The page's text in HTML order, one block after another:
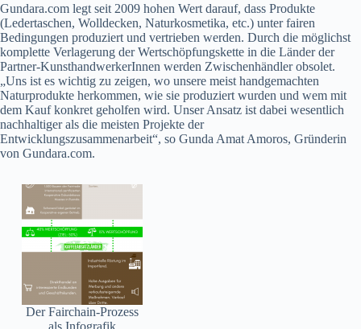
Gundara.com legt seit 2009 hohen Wert darauf, dass Produkte
(Ledertaschen, Wolldecken, Naturkosmetika, etc.) unter fairen
Bedingungen produziert und vertrieben werden. Durch die möglichst
komplette Verlagerung der Wertschöpfungskette in die Länder der
Partner-KunsthandwerkerInnen werden Zwischenhändler obsolet.
„Uns ist es wichtig zu zeigen, wo unsere meist handgemachten
Naturprodukte herkommen, wie sie produziert wurden und wem mit
dem Kauf konkret geholfen wird. Unser Ansatz ist dabei wesentlich
nachhaltiger als die meisten Projekte der
Entwicklungszusammenarbeit“, so Gunda Amat Amoros, Gründerin
von Gundara.com.
Der Fairchain-Prozess
als Infografik